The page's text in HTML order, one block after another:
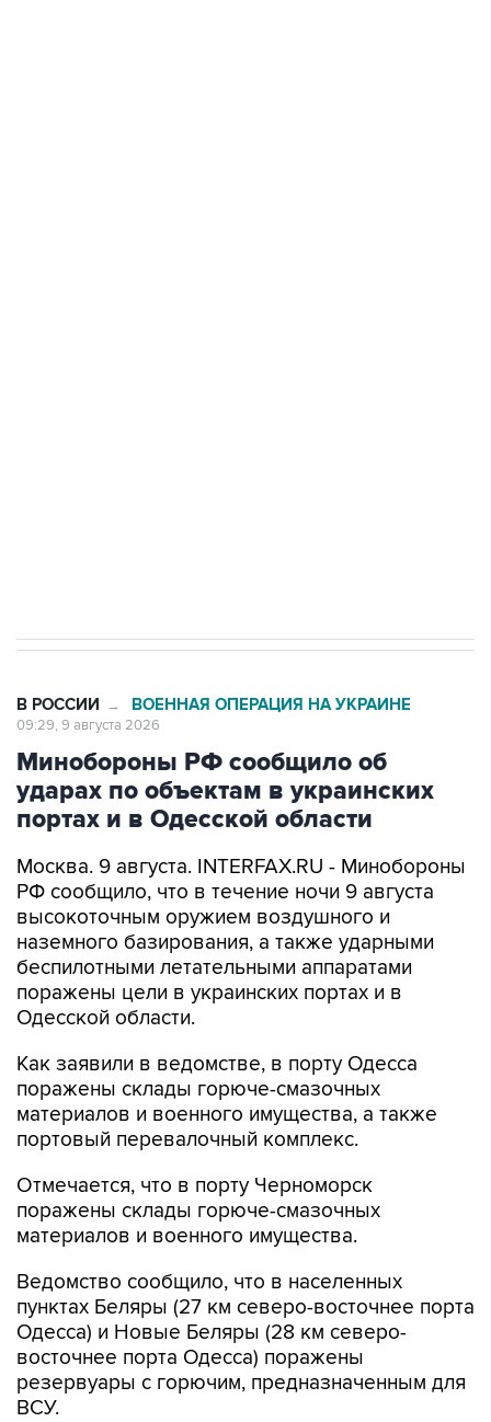
В РОССИИ → ВОЕННАЯ ОПЕРАЦИЯ НА УКРАИНЕ
09:29, 9 августа 2026
Минобороны РФ сообщило об
ударах по объектам в украинских
портах и в Одесской области
Москва. 9 августа. INTERFAX.RU - Минобороны
РФ сообщило, что в течение ночи 9 августа
высокоточным оружием воздушного и
наземного базирования, а также ударными
беспилотными летательными аппаратами
поражены цели в украинских портах и в
Одесской области.
Как заявили в ведомстве, в порту Одесса
поражены склады горюче-смазочных
материалов и военного имущества, а также
портовый перевалочный комплекс.
Отмечается, что в порту Черноморск
поражены склады горюче-смазочных
материалов и военного имущества.
Ведомство сообщило, что в населенных
пунктах Беляры (27 км северо-восточнее порта
Одесса) и Новые Беляры (28 км северо-
восточнее порта Одесса) поражены
резервуары с горючим, предназначенным для
ВСУ.